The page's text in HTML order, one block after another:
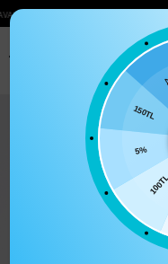
750₺ ÜZERI KARGO ÜCRETSIZ
TÜM ÜRÜNLER
5%
150TL
25%